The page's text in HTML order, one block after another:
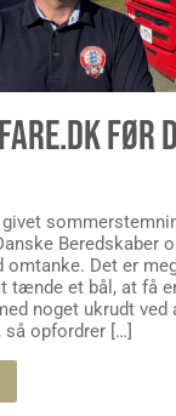
FØR
Beredskaber
omtanke. Det er
tænde et bål, at få
noget ukrudt ved
opfordrer […]